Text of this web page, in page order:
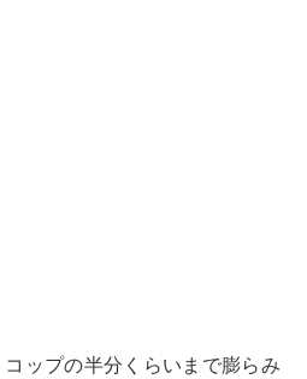
ップの半分くらいまで膨らみ